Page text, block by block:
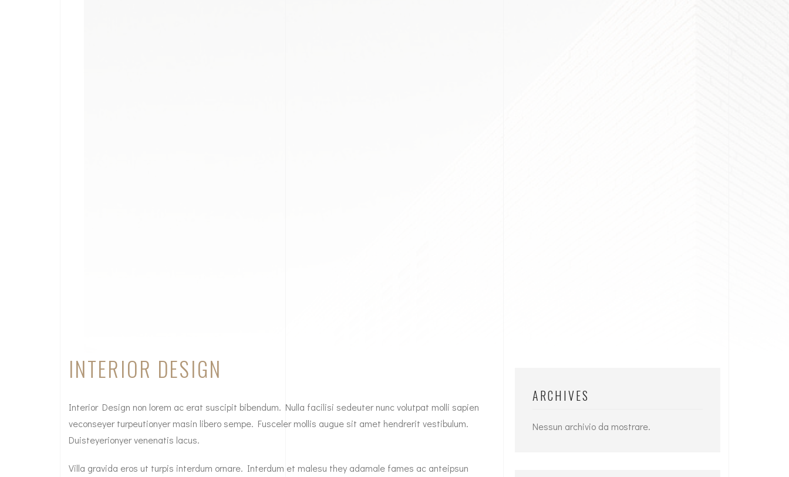
INTERIOR DESIGN
Interior Design non lorem ac erat suscipit bibendum. Nulla facilisi sedeuter nunc volutpat molli sapien
veconseyer turpeutionyer masin libero sempe. Fusceler mollis augue sit amet hendrerit vestibulum.
Duisteyerionyer venenatis lacus.
Villa gravida eros ut turpis interdum ornare. Interdum et malesu they adamale fames ac anteipsun
ARCHIVES
Nessun archivio da mostrare.